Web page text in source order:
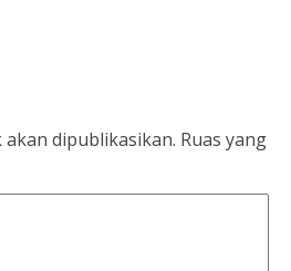
akan dipublikasikan. Ruas yang